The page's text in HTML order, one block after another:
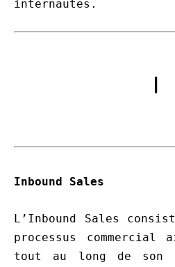
internautes.
I
Inbound Sales
L’Inbound Sales
processus commercial
tout au long de son